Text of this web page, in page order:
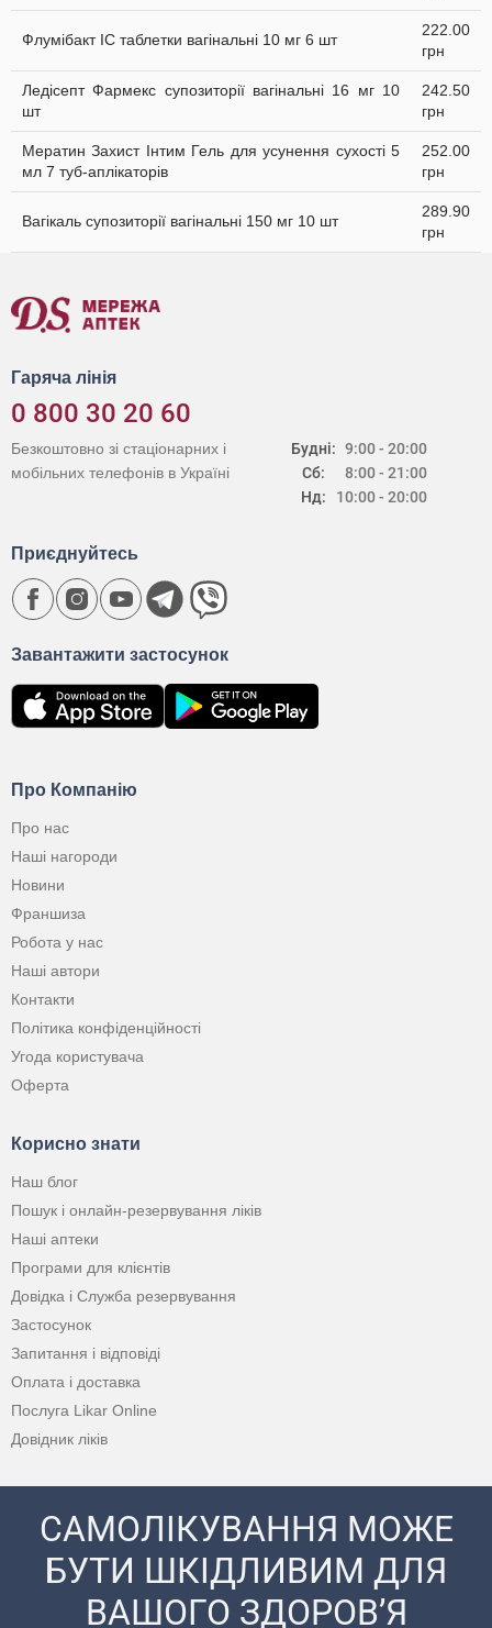
Флумібакт IC таблетки вагінальні 10 мг 6 шт
222.00
грн
Ледісепт Фармекс супозиторії вагінальні 16 мг 10
шт
242.50
грн
Мератин Захист Інтим Гель для усунення сухості 5
мл 7 туб-аплікаторів
252.00
грн
Вагікаль супозиторії вагінальні 150 мг 10 шт
289.90
грн
Гаряча лінія
0 800 30 20 60
Будні:
Сб:
Нд:
9:00 - 20:00
8:00 - 21:00
10:00 - 20:00
Безкоштовно зі стаціонарних і
мобільних телефонів в Україні
Про Компанію
Про нас
Наші нагороди
Новини
Франшиза
Робота у нас
Наші автори
Контакти
Політика конфіденційності
Угода користувача
Оферта
Корисно знати
Наш блог
Пошук і онлайн-резервування ліків
Наші аптеки
Програми для клієнтів
Довідка і Служба резервування
Застосунок
Запитання і відповіді
Оплата і доставка
Послуга Likar Online
Довідник ліків
Завантажити застосунок
Приєднуйтесь
САМОЛІКУВАННЯ МОЖЕ
БУТИ ШКІДЛИВИМ ДЛЯ
ВАШОГО ЗДОРОВ’Я